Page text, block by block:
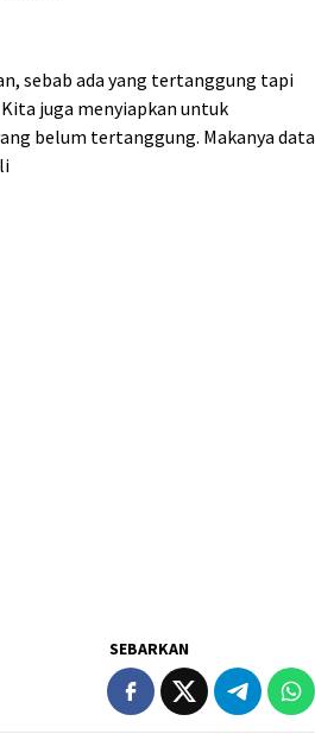
sebab ada yang tertanggung tapi
juga menyiapkan untuk
belum tertanggung. Makanya data
SEBARKAN